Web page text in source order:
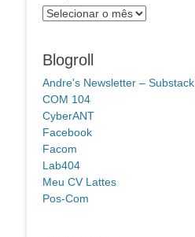
Arquivos
Blogroll
Andre's Newsletter – Substack
COM 104
CyberANT
Facebook
Facom
Lab404
Meu CV Lattes
Pos-Com